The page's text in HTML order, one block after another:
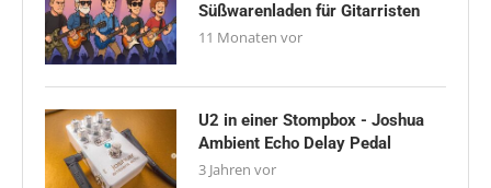
Süßwarenladen für Gitarristen
11 Monaten vor
U2 in einer Stompbox - Joshua
Ambient Echo Delay Pedal
3 Jahren vor